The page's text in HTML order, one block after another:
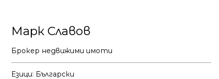
Марк Славов
Брокер недвижими имоти
Езици: Български